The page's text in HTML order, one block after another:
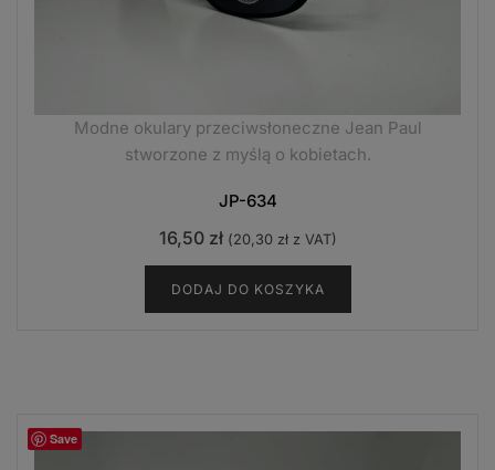
Modne okulary przeciwsłoneczne Jean Paul
stworzone z myślą o kobietach.
JP-634
16,50 zł (20,30 złz VAT)
DODAJ DO KOSZYKA
Save